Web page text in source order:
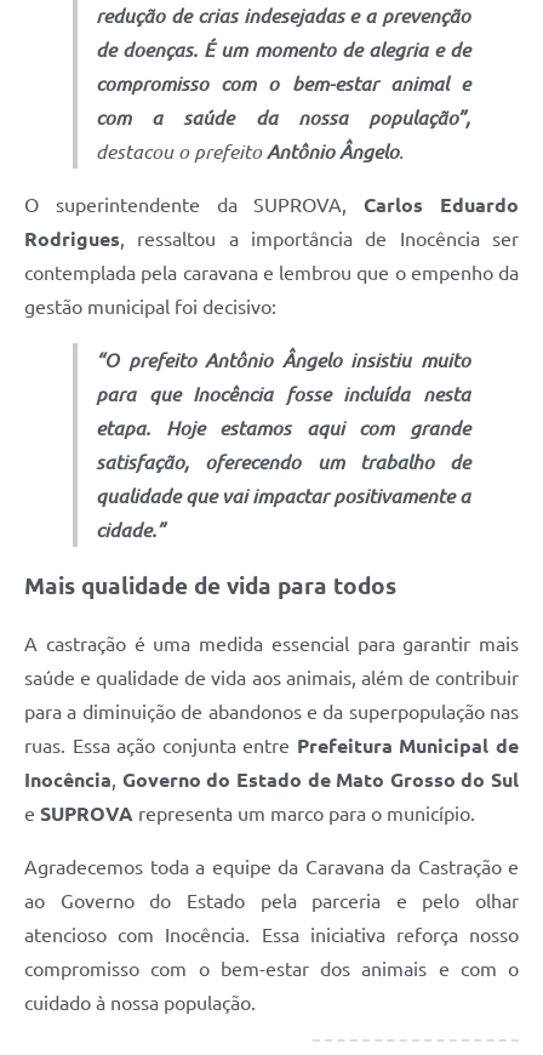
redução de crias indesejadas e a prevenção
de doenças. É um momento de alegria e de
compromisso com o bem-estar animal e
com a saúde da nossa população”,
destacou o prefeitoAntônio Ângelo.
O superintendente da SUPROVA,Carlos Eduardo
Rodrigues, ressaltou a importância de Inocência ser
contemplada pela caravana e lembrou que o empenho da
gestão municipal foi decisivo:
“O prefeito Antônio Ângelo insistiu muito
para que Inocência fosse incluída nesta
etapa. Hoje estamos aqui com grande
satisfação, oferecendo um trabalho de
qualidade que vai impactar positivamente a
cidade.”
Mais qualidade de vida para todos
A castração é uma medida essencial para garantir mais
saúde e qualidade de vida aos animais, além de contribuir
para a diminuição de abandonos e da superpopulação nas
ruas. Essa ação conjunta entre Prefeitura Municipal de
Inocência, Governo do Estado de Mato Grosso do Sul
e SUPROVA representa um marco para o município.
Agradecemos toda a equipe da Caravana da Castração e
ao Governo do Estado pela parceria e pelo olhar
atencioso com Inocência. Essa iniciativa reforça nosso
compromisso com o bem-estar dos animais e com o
cuidado à nossa população.